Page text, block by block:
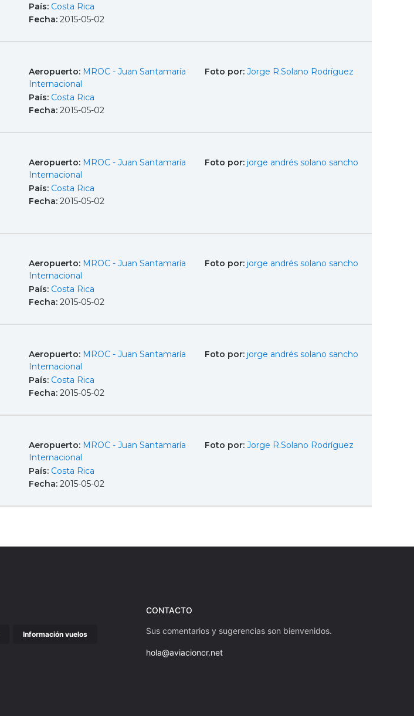
País: Costa Rica
Fecha: 2015-05-02
Aeropuerto: MROC - Juan Santamaría
Internacional
País: Costa Rica
Fecha: 2015-05-02
Foto por: Jorge R.Solano Rodríguez
Aeropuerto: MROC - Juan Santamaría
Internacional
País: Costa Rica
Fecha: 2015-05-02
Foto por: jorge andrés solano sancho
Aeropuerto: MROC - Juan Santamaría
Internacional
País: Costa Rica
Fecha: 2015-05-02
Foto por: jorge andrés solano sancho
Aeropuerto: MROC - Juan Santamaría
Internacional
País: Costa Rica
Fecha: 2015-05-02
Foto por: jorge andrés solano sancho
Aeropuerto: MROC - Juan Santamaría
Internacional
País: Costa Rica
Fecha: 2015-05-02
Foto por: Jorge R.Solano Rodríguez
Información vuelos
CONTACTO
Sus comentarios y sugerencias son bienvenidos.
hola@aviacioncr.net